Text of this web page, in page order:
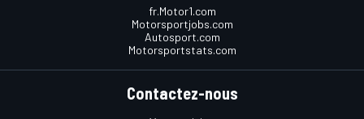
fr.Motor1.com
Motorsportjobs.com
Autosport.com
Motorsportstats.com
Contactez-nous